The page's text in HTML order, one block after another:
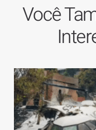
Você